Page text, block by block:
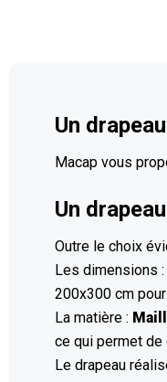
Un
Macap vous
Un
Outre le choix
Les dimensions
200x300 cm
La matière :
ce qui permet de
Le drapeau